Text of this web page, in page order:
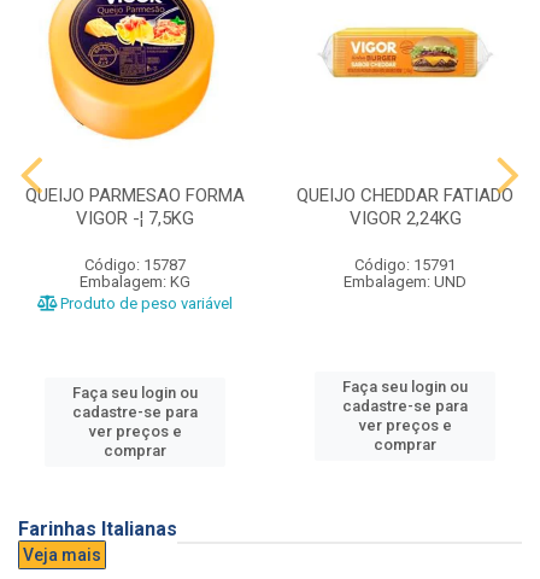
QUEIJO PARMESAO FORMA
VIGOR -¦ 7,5KG
Código: 15787
Embalagem: KG
Produto de peso variável
Faça seu login ou
cadastre-se para
ver preços e
comprar
QUEIJO CHEDDAR FATIADO
VIGOR 2,24KG
Código: 15791
Embalagem: UND
Faça seu login ou
cadastre-se para
ver preços e
comprar
Farinhas Italianas
Veja mais